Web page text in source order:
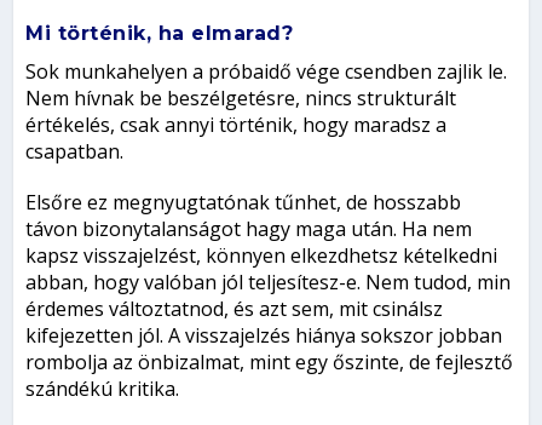
Mi történik, ha elmarad?
Sok munkahelyen a próbaidő vége csendben zajlik le.
Nem hívnak be beszélgetésre, nincs strukturált
értékelés, csak annyi történik, hogy maradsz a
csapatban.
Elsőre ez megnyugtatónak tűnhet, de hosszabb
távon bizonytalanságot hagy maga után. Ha nem
kapsz visszajelzést, könnyen elkezdhetsz kételkedni
abban, hogy valóban jól teljesítesz-e. Nem tudod, min
érdemes változtatnod, és azt sem, mit csinálsz
kifejezetten jól. A visszajelzés hiánya sokszor jobban
rombolja az önbizalmat, mint egy őszinte, de fejlesztő
szándékú kritika.